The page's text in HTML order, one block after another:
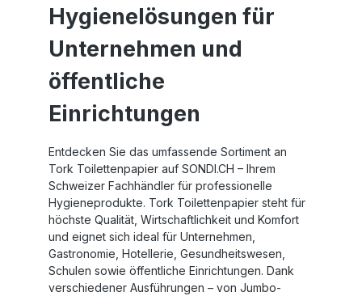
Hygienelösungen für
Unternehmen und
öffentliche
Einrichtungen
Entdecken Sie das umfassende Sortiment an
Tork Toilettenpapier auf SONDI.CH – Ihrem
Schweizer Fachhändler für professionelle
Hygieneprodukte. Tork Toilettenpapier steht für
höchste Qualität, Wirtschaftlichkeit und Komfort
und eignet sich ideal für Unternehmen,
Gastronomie, Hotellerie, Gesundheitswesen,
Schulen sowie öffentliche Einrichtungen. Dank
verschiedener Ausführungen – von Jumbo-